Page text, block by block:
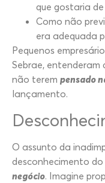
que gostaria
Como não
era adequada
Pequenos
Sebrae, entenderam
não terem pensado
lançamento.
O assunto da
desconhecimento
negócio. Imagine